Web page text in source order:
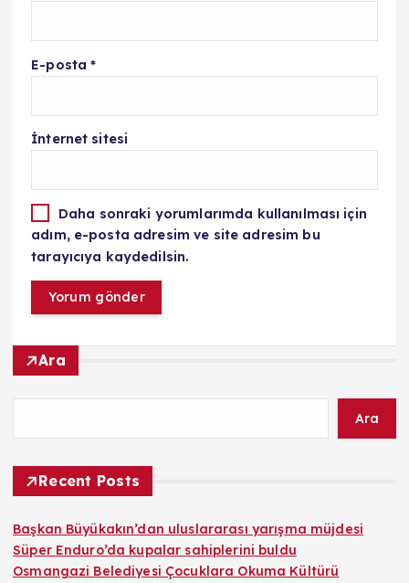
E-posta*
İnternet sitesi
Daha sonraki yorumlarımda kullanılması için
adım, e-posta adresim ve site adresim bu
tarayıcıya kaydedilsin.
Ara
Ara
Recent Posts
Başkan Büyükakın’dan uluslararası yarışma müjdesi
Süper Enduro’da kupalar sahiplerini buldu
Osmangazi Belediyesi Çocuklara Okuma Kültürü